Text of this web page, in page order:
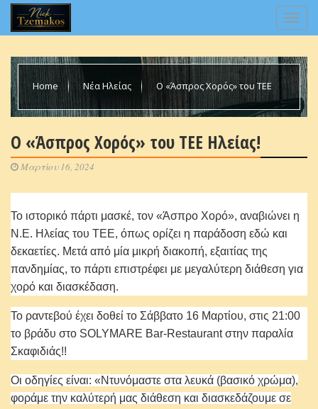
Home Νέα Ηλείας Ο «Άσπρος Χορός» του ΤΕΕ
Ο «Άσπρος Χορός» του ΤΕΕ Ηλείας!
Μαρτίου 16, 2024
Το ιστορικό πάρτι μασκέ, τον «Άσπρο Χορό», αναβιώνει η
Ν.Ε. Ηλείας του ΤΕΕ, όπως ορίζει η παράδοση εδώ και
δεκαετίες. Μετά από μία μικρή διακοπή, εξαιτίας της
πανδημίας, το πάρτι επιστρέφει με μεγαλύτερη διάθεση για
χορό και διασκέδαση.
Το ραντεβού έχει δοθεί το Σάββατο 16 Μαρτίου, στις 21:00
το βράδυ στο SOLYMARE Bar-Restaurant στην παραλία
Σκαφιδιάς!!
Οι οδηγίες είναι: «Ντυνόμαστε στα λευκά (βασικό χρώμα),
φοράμε την καλύτερή μας διάθεση και διασκεδάζουμε σε